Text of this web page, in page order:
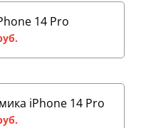
14 Pro
iPhone 14 Pro